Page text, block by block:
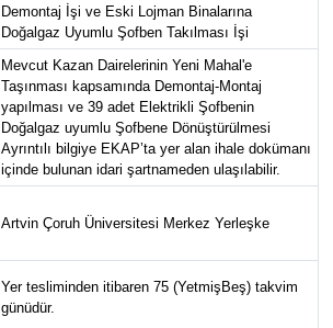
Demontaj İşi ve Eski Lojman Binalarına
Doğalgaz Uyumlu Şofben Takılması İşi
Mevcut Kazan Dairelerinin Yeni Mahal'e
Taşınması kapsamında Demontaj-Montaj
yapılması ve 39 adet Elektrikli Şofbenin
Doğalgaz uyumlu Şofbene Dönüştürülmesi
Ayrıntılı bilgiye EKAP’ta yer alan ihale dokümanı
içinde bulunan idari şartnameden ulaşılabilir.
Artvin Çoruh Üniversitesi Merkez Yerleşke
Yer tesliminden itibaren 75 (YetmişBeş) takvim
günüdür.